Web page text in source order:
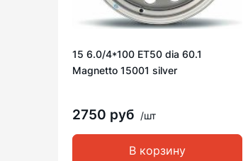
15 6.0/4*100 ET50 dia 60.1
Magnetto 15001 silver
2750 руб /шт
В корзину